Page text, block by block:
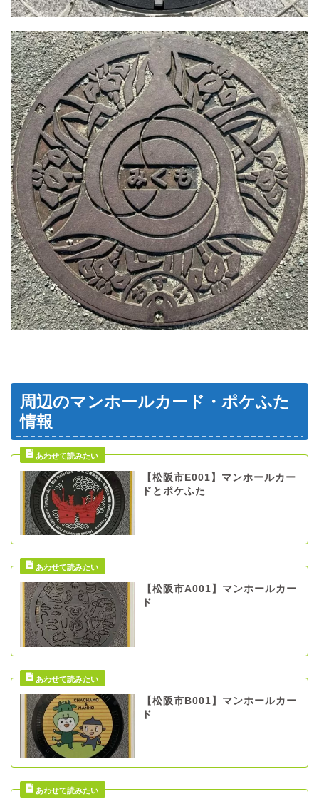
周辺のマンホールカード・ポケふた
情報
【松阪市E001】マンホールカー
ドとポケふた
【松阪市A001】マンホールカー
ド
【松阪市B001】マンホールカー
ド